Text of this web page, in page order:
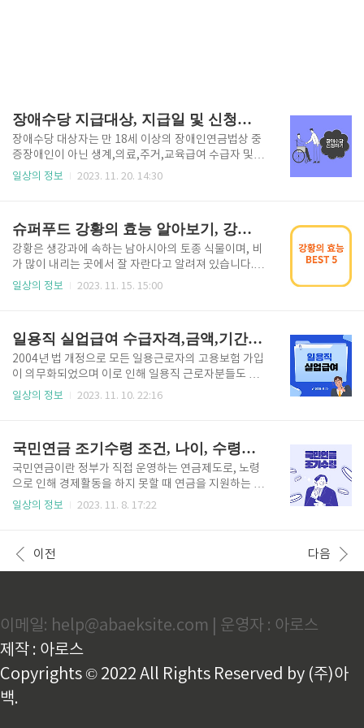
장애수당 지급대상, 지급일 및 신청서류 알아보고 신청 바로하기
장애수당 대상자는 만 18세 이상의 장애인연금법상 중
증장애인이 아닌 생계,의료,주거,교육급여 수급자 및
차상위 계층입니다. 2023년부터 장애수당 단가가 5
알아보고 해당하시는 분들은 신청하셔서 혜택 받아가
시길 바랍니다. 신청하지 않으시면 받을 수 없으니 오늘
바로 신청하세요! 장애수당 지급대상 장애수당은 18세
이상의 장애인 중 중증장애인이 아닌 기초생활보장수
급자 및 차상위계층에게 지원하는 정부 지원금입니다.
준 ◆ 국민 기초생활보장 수급자 및 ..
일상의 정보 2023. 11. 20. 14:30
슈퍼푸드 강황의 효능 알아보기, 강황의 효능 BEST 5
강황은 생강과에 속하는 남아시아의 토종 식물이며, 비
가 많이 내리는 곳에서 잘 자란다고 알려져 있습니다.
우리가 즐겨 먹는 음식인 카레에 들어가는 대표적인 향
황의 효능에 대해 자세히 알아보는 시간을 가져보도록
하겠습니다. 1. 항산화 작용 우리 몸에 활성산소가 많아
지게 되면 다양한 질병이 생길 수 있습니다. 강황에 들
어 있는 커큐민은 항산화 작용을 하여 활성산소를 억제
해 주며, 항염 및 소염작용을 하여 우리 몸의 세포를 지
있는 커큐민은 콜레스테..
일상의 정보 2023. 11. 15. 15:00
일용직 실업급여 수급자격,금액,기간 알아보고 신청하기
2004년 법 개정으로 모든 일용근로자의 고용보험 가입
이 의무화되었으며 이로 인해 일용직 근로자분들도 조
건만 충족하면 실업급여를 신청할 수 있게 되었습니다.
어 노동을 제공하는 노동자로 일종의 비정규직이라고
볼 수 있습니다. 2004년 법 개정으로 모든 일용근로자
의 고용보험 가입이 의무화되었으며 계약이 만료되고
수급자격이 충족되면 일용직 실업급여를 수급할 수 있
습니다. 일용직 실업급여 수급자격 일용직 실업급여 수
간이 180일 이상이 되어야 하며, 일용직 실업급여 신청
일 이전 1개월간 근로한 일수..
일상의 정보 2023. 11. 10. 22:16
국민연금 조기수령 조건, 나이, 수령액, 신청방법 확인 후 신청하기
국민연금이란 정부가 직접 운영하는 연금제도로, 노령
으로 인해 경제활동을 하지 못할 때 연금을 지원하는 제
도입니다. 정년 이후 생계비나 노후자금 마련을 위해 연
은 국민연금 수령나이, 조기수령 자격요건, 수령액, 신
청방법 등에 대해 알아보도록 하겠습니다. 국민연금 조
칭은 조기노령연금입니다. 정년까지 회사를 다닐 경우
국민연금을 납부하는 건 어렵지 않지만 퇴직 후 치솟는
물가로 인해 생계비나 노후자금 부족으로 인해 경제적
인 부담을 느끼시는 분들이 많..
일상의 정보 2023. 11. 8. 17:22
이전 다음
이메일: help@abaeksite.com | 운영자 : 아로스
제작 : 아로스
Copyrights © 2022 All Rights Reserved by (주)아
백.